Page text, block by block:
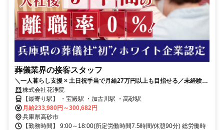
葬儀業界の接客スタッフ
＼一人暮らし支援 × 土日祝手当で月給27万円以上も目指せる／未経験
OK✨日勤のみ✨残業月10h程度《35歳未満の方限定》
株式会社花浄院
【最寄り駅】 ・宝殿駅 ・加古川駅 ・高砂駅
月給233,980円～300,682円
兵庫県高砂市
【勤務時間】 9:00～18:00(所定労働時間7.5時間/休憩90分) 総労働時